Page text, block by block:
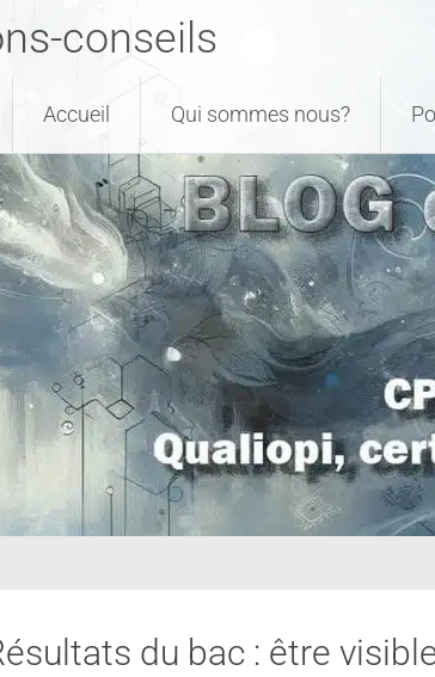
conseils
Accueil Qui sommes nous?
du bac : être